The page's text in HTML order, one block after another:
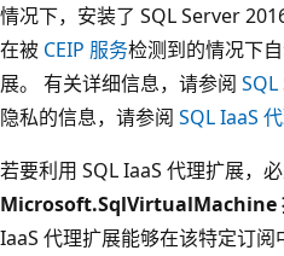
情况下，安装了 SQL Server
在被 CEIP 服务检测到的情况下
展。 有关详细信息，请参阅
隐私的信息，请参阅 SQL IaaS
若要利用 SQL IaaS 代理扩展，
Microsoft.SqlVirtualMachine
IaaS 代理扩展能够在该特定订